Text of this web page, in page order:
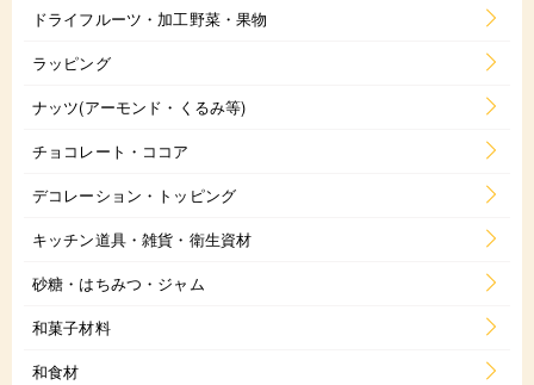
ドライフルーツ・加工野菜・果物
ラッピング
ナッツ(アーモンド・くるみ等)
チョコレート・ココア
デコレーション・トッピング
キッチン道具・雑貨・衛生資材
砂糖・はちみつ・ジャム
和菓子材料
和食材